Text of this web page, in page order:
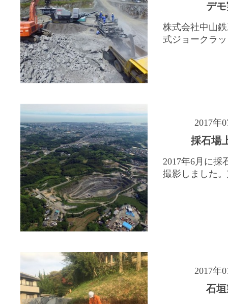
デ
株式会社中山
式ジョークラ
2017年
採石場
2017年6月に採
撮影しました
2017年
石